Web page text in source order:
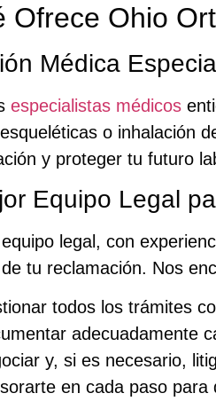
Ofrece Ohio
Médica
especialistas médicos
o inhalación
y proteger tu futuro
Equipo Legal
legal, con
tu reclamación. Nos
todos los trámites
adecuadamente
y, si es necesario,
en cada paso